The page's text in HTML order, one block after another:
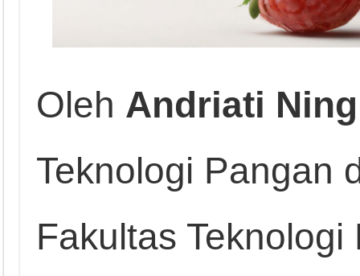
Oleh Andriati
Teknologi Pangan
Fakultas